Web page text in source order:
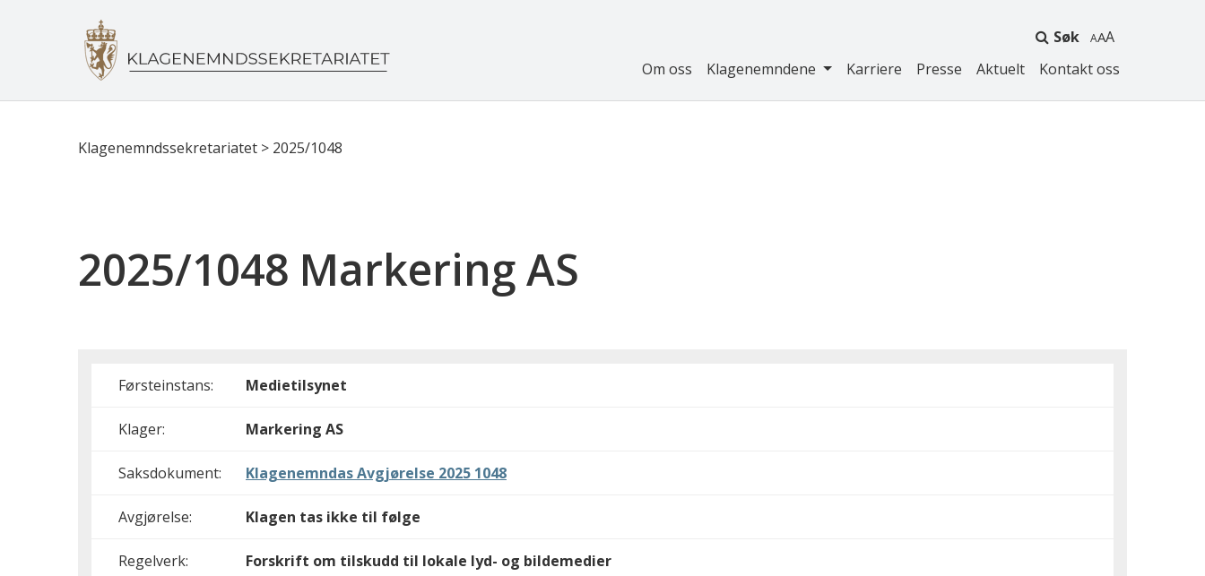
Søk A
Om oss Klagenemndene Karriere Presse Aktuelt Kontakt oss
Klagenemndssekretariatet > 2025/1048
2025/1048 Markering AS
Førsteinstans: Medietilsynet
Klager: Markering AS
Saksdokument: Klagenemndas Avgjørelse 2025 1048
Avgjørelse: Klagen tas ikke til følge
Regelverk: Forskrift om tilskudd til lokale lyd- og bildemedier